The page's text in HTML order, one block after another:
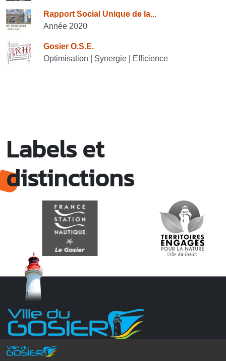
Rapport Social Unique de la...
Année 2020
Gosier O.S.E.
Optimisation | Synergie | Efficience
Labels et
distinctions
Monsieur le Maire Michel HOTIN